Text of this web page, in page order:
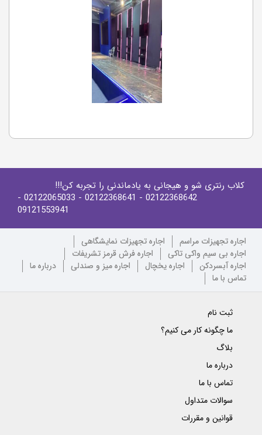
کلاب رنتری شو و هیجانی به یادماندنی را تجربه کن!!!
02122368642
- 02122368641
- 02122065033
-
09121553941
اجاره تجهیزات مراسم
اجاره تجهیزات نمایشگاهی
اجاره بی سیم واکی تاکی
اجاره فرش قرمز تشریفات
اجاره آبسردکن
اجاره یخچال اجاره میز و صندلی
درباره ما
تماس با ما
ثبت نام
ما چگونه کار می کنیم؟
بلاگ
درباره ما
تماس با ما
سوالات متداول
قوانین و مقررات